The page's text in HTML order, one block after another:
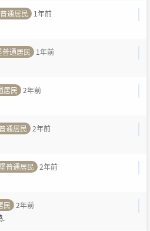
通居民
1年前
普通居民
1年前
居民 2年前
通居民 2年前
普通居民 2年前
民 2年前
.